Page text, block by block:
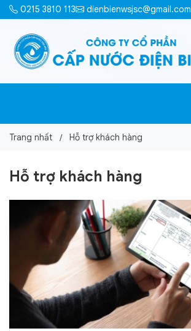
0215 3810 113 dienbienwsjsc@gmail.com
Trang nhất Hỗ trợ khách hàng
Hỗ trợ khách hàng